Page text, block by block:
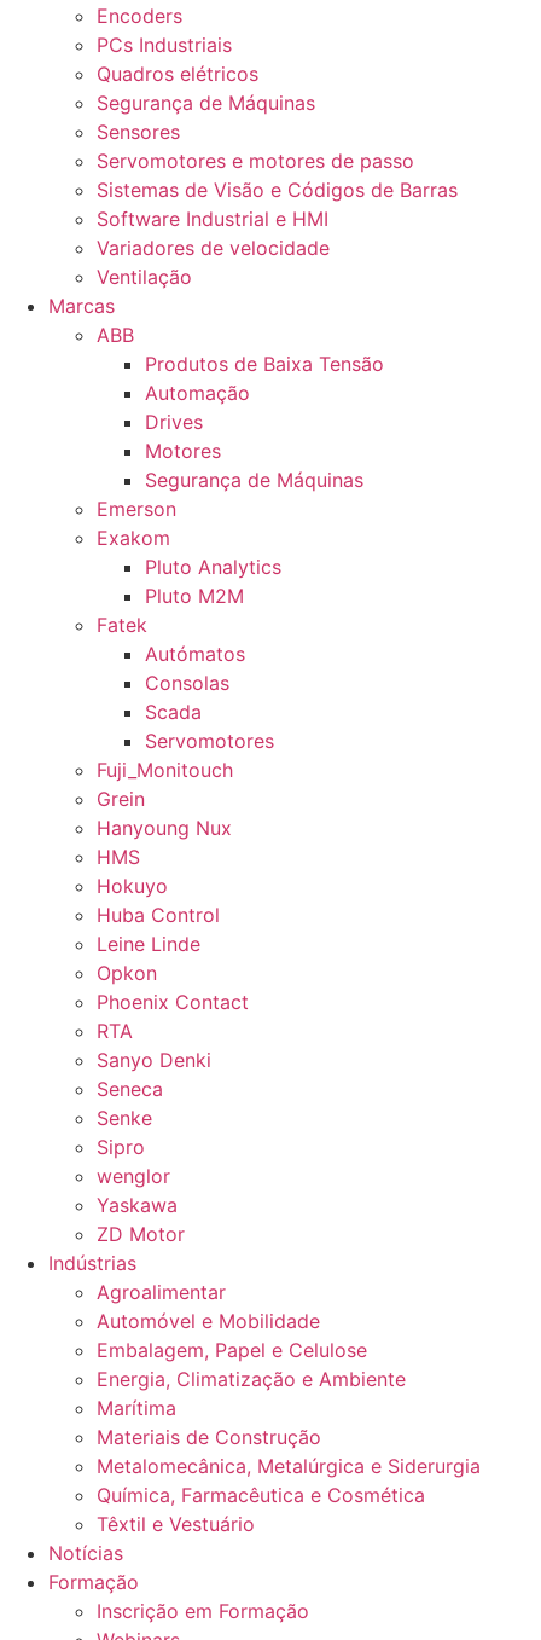
Encoders
PCs Industriais
Quadros elétricos
Segurança de Máquinas
Sensores
Servomotores e motores de passo
Sistemas de Visão e Códigos de Barras
Software Industrial e HMI
Variadores de velocidade
Ventilação
Marcas
ABB
Produtos de Baixa Tensão
Automação
Drives
Motores
Segurança de Máquinas
Emerson
Exakom
Pluto Analytics
Pluto M2M
Fatek
Autómatos
Consolas
Scada
Servomotores
Fuji_Monitouch
Grein
Hanyoung Nux
HMS
Hokuyo
Huba Control
Leine Linde
Opkon
Phoenix Contact
RTA
Sanyo Denki
Seneca
Senke
Sipro
wenglor
Yaskawa
ZD Motor
Indústrias
Agroalimentar
Automóvel e Mobilidade
Embalagem, Papel e Celulose
Energia, Climatização e Ambiente
Marítima
Materiais de Construção
Metalomecânica, Metalúrgica e Siderurgia
Química, Farmacêutica e Cosmética
Têxtil e Vestuário
Notícias
Formação
Inscrição em Formação